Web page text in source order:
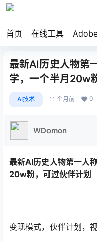
首页 在线工具
最新AI历史人物第
学，一个半月20w
AI技术 11 个月前 0
WDomon
最新AI历史人物第一人
20w粉，可过伙伴计划
变现模式，伙伴计划，